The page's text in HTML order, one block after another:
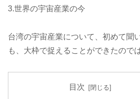
3.世界の宇宙産業の今
台湾の宇宙産業について、初めて聞
も、大枠で捉えることができたので
目次